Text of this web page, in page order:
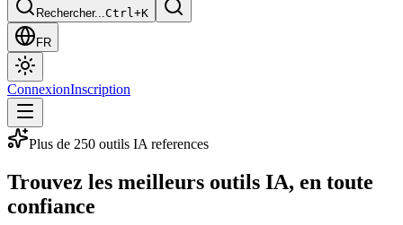
Rechercher...Ctrl+K
FR
ConnexionInscription
Plus de 250 outils IA references
Trouvez les meilleurs outils IA, en toute
confiance